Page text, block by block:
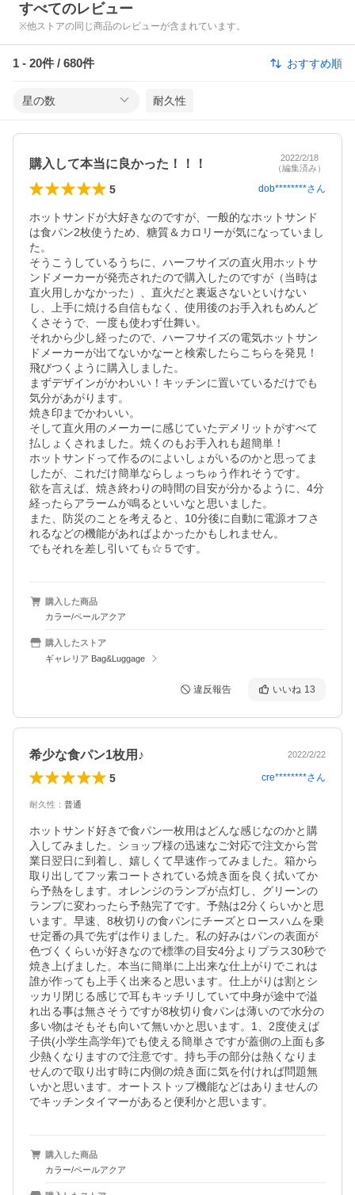
すべてのレビュー
※他ストアの同じ商品のレビューが含まれています。
1 - 20件 / 680件 おすすめ順
星の数 耐久性
購入して本当に良かった！！！
2022/2/18
（編集済み）
5 dob********さん
ホットサンドが大好きなのですが、一般的なホットサンド
は食パン2枚使うため、糖質＆カロリーが気になっていまし
た。
そうこうしているうちに、ハーフサイズの直火用ホットサ
ンドメーカーが発売されたので購入したのですが（当時は
直火用しかなかった）、直火だと裏返さないといけない
し、上手に焼ける自信もなく、使用後のお手入れもめんど
くさそうで、一度も使わず仕舞い。
それから少し経ったので、ハーフサイズの電気ホットサン
ドメーカーが出てないかなーと検索したらこちらを発見！
飛びつくように購入しました。
まずデザインがかわいい！キッチンに置いているだけでも
気分があがります。
焼き印までかわいい。
そして直火用のメーカーに感じていたデメリットがすべて
払しょくされました。焼くのもお手入れも超簡単！
ホットサンドって作るのによいしょがいるのかと思ってま
したが、これだけ簡単ならしょっちゅう作れそうです。
欲を言えば、焼き終わりの時間の目安が分かるように、4分
経ったらアラームが鳴るといいなと思いました。
また、防災のことを考えると、10分後に自動に電源オフさ
れるなどの機能があればよかったかもしれません。
でもそれを差し引いても☆５です。
購入した商品
カラー/ペールアクア
購入したストア
ギャレリア Bag&Luggage
違反報告 いいね 13
希少な食パン1枚用♪ 2022/2/22
5 cre********さん
耐久性 ： 普通
ホットサンド好きで食パン一枚用はどんな感じなのかと購
入してみました。ショップ様の迅速なご対応で注文から営
業日翌日に到着し、嬉しくて早速作ってみました。箱から
取り出してフッ素コートされている焼き面を良く拭いてか
ら予熱をします。オレンジのランプが点灯し、グリーンの
ランプに変わったら予熱完了です。予熱は2分くらいかと思
います。早速、8枚切りの食パンにチーズとロースハムを乗
せ定番の具で先ずは作りました。私の好みはパンの表面が
色づくくらいが好きなので標準の目安4分よりプラス30秒で
焼き上げました。本当に簡単に上出来な仕上がりでこれは
誰が作っても上手く出来ると思います。仕上がりは割とシ
ッカリ閉じる感じで耳もキッチリしていて中身が途中で溢
れ出る事は無さそうですが8枚切り食パンは薄いので水分の
多い物はそもそも向いて無いかと思います。1、2度使えば
子供(小学生高学年)でも使える簡単さですが蓋側の上面も多
少熱くなりますので注意です。持ち手の部分は熱くなりま
せんので取り出す時に内側の焼き面に気を付ければ問題無
いかと思います。オートストップ機能などはありませんの
でキッチンタイマーがあると便利かと思います。
購入した商品
カラー/ペールアクア